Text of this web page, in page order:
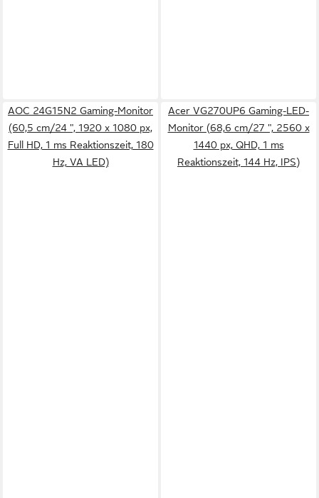
AOC 24G15N2 Gaming-Monitor
(60,5 cm/24 ", 1920 x 1080 px,
Full HD, 1 ms Reaktionszeit, 180
Hz, VA LED)
Acer VG270UP6 Gaming-LED-
Monitor (68,6 cm/27 ", 2560 x
1440 px, QHD, 1 ms
Reaktionszeit, 144 Hz, IPS)